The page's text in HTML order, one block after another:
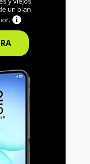
un plan